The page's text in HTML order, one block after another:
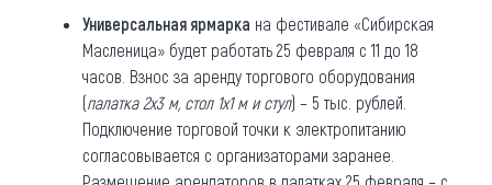
Универсальная ярмарка на фестивале «Сибирская
Масленица» будет работать 25 февраля с 11 до 18
часов. Взнос за аренду торгового оборудования
(палатка 2х3 м, стол 1х1 м и стул) – 5 тыс. рублей.
Подключение торговой точки к электропитанию
согласовывается с организаторами заранее.